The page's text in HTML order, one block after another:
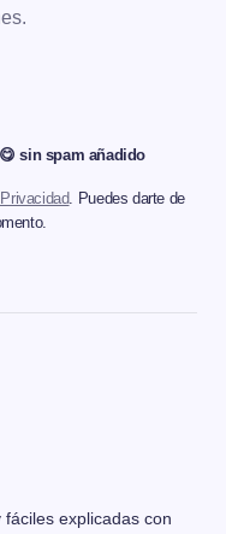
sin spam añadido
. Puedes darte de
explicadas con